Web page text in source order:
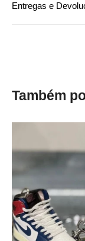
Entregas e
Também